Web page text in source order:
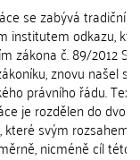
se zabývá tradičním
institutem odkazu,
zákona č. 89/2012 Sb.,
znovu našel
právního řádu. Text
je rozdělen do dvou
které svým rozsahem
nicméně cíl této